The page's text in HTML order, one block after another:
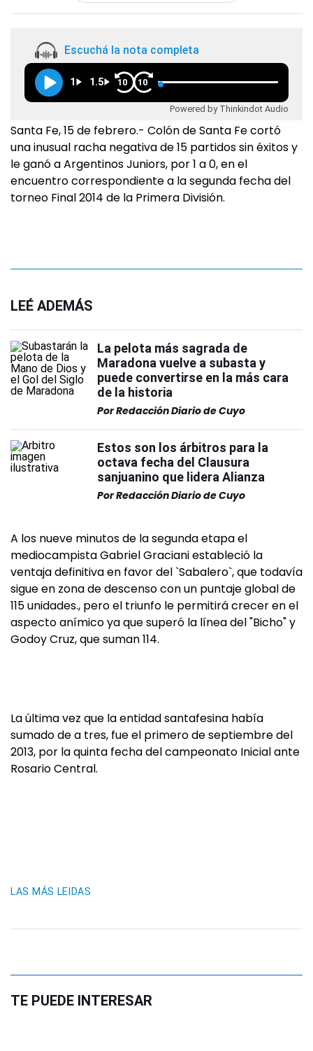
Escuchá la nota completa
1 1.5 10 10
Powered by Thinkindot Audio
Santa Fe, 15 de febrero.- Colón de Santa Fe cortó
una inusual racha negativa de 15 partidos sin éxitos y
le ganó a Argentinos Juniors, por 1 a 0, en el
encuentro correspondiente a la segunda fecha del
torneo Final 2014 de la Primera División.
LEÉ ADEMÁS
La pelota más sagrada de
Maradona vuelve a subasta y
puede convertirse en la más cara
de la historia
PorRedacción Diario de Cuyo
Estos son los árbitros para la
octava fecha del Clausura
sanjuanino que lidera Alianza
PorRedacción Diario de Cuyo
A los nueve minutos de la segunda etapa el
mediocampista Gabriel Graciani estableció la
ventaja definitiva en favor del `Sabalero`, que todavía
sigue en zona de descenso con un puntaje global de
115 unidades., pero el triunfo le permitirá crecer en el
aspecto anímico ya que superó la línea del "Bicho" y
Godoy Cruz, que suman 114.
La última vez que la entidad santafesina había
sumado de a tres, fue el primero de septiembre del
2013, por la quinta fecha del campeonato Inicial ante
Rosario Central.
LAS MÁS LEIDAS
TE PUEDE INTERESAR